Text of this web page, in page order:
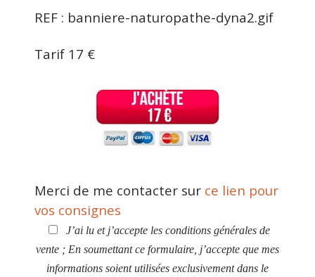
REF : banniere-naturopathe-dyna2.gif
Tarif 17 €
Merci de me contacter sur ce lien pour
vos consignes
J’ai lu et j’accepte les conditions générales de
vente ; En soumettant ce formulaire, j’accepte que mes
informations soient utilisées exclusivement dans le